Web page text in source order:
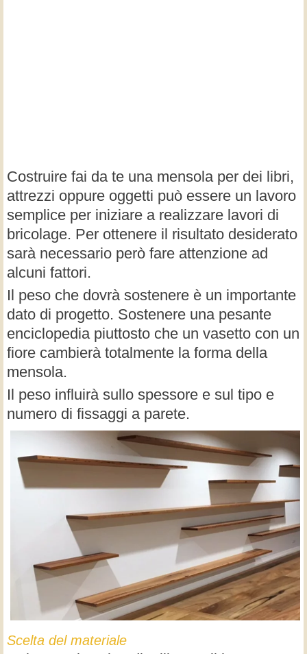
Costruire fai da te una mensola per dei libri,
attrezzi oppure oggetti può essere un lavoro
semplice per iniziare a realizzare lavori di
bricolage. Per ottenere il risultato desiderato
sarà necessario però fare attenzione ad
alcuni fattori.
Il peso che dovrà sostenere è un importante
dato di progetto. Sostenere una pesante
enciclopedia piuttosto che un vasetto con un
fiore cambierà totalmente la forma della
mensola.
Il peso influirà sullo spessore e sul tipo e
numero di fissaggi a parete.
Scelta del materiale